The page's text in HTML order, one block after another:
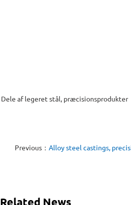
Dele af legeret stål, præcisionsprodukter
Previous： Alloy steel castings,
Related News